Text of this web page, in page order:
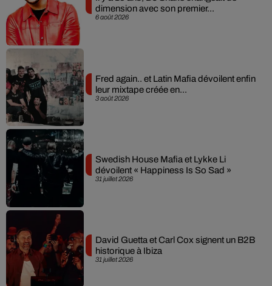
6 août 2026
dimension avec son premier...
3 août 2026
Fred again.. et Latin Mafia dévoilent enfin
leur mixtape créée en...
31 juillet 2026
Swedish House Mafia et Lykke Li
dévoilent « Happiness Is So Sad »
31 juillet 2026
David Guetta et Carl Cox signent un B2B
historique à Ibiza